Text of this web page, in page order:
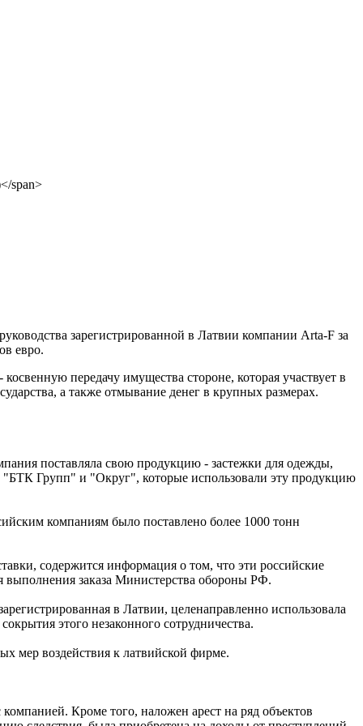
зарегистрированной в Латвии компании Arta-F за
евро.
передачу имущества стороне, которая участвует в
а также отмывание денег в крупных размерах.
поставляла свою продукцию - застежки для одежды,
Групп" и "Округ", которые использовали эту продукцию
компаниям было поставлено более 1000 тонн
содержится информация о том, что эти российские
заказа Министерства обороны РФ.
в Латвии, целенаправленно использовала
этого незаконного сотрудничества.
мер воздействия к латвийской фирме.
Кроме того, наложен арест на ряд объектов